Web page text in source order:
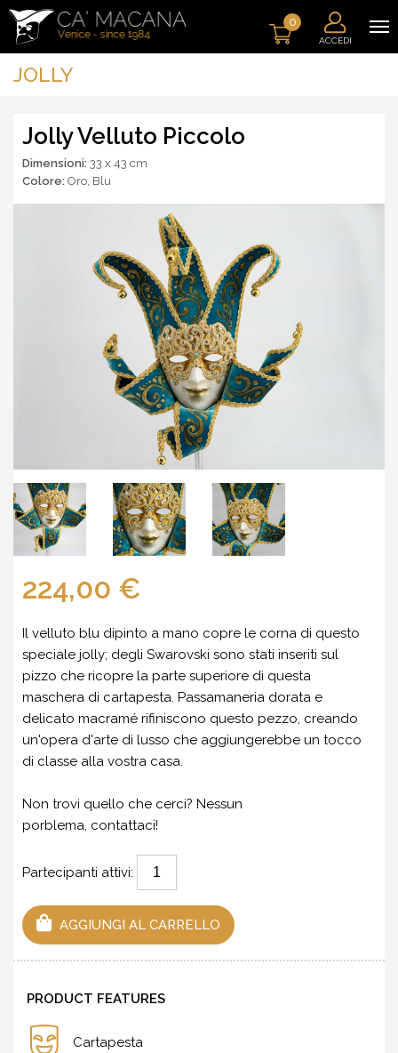
0
ACCEDI
JOLLY
Jolly Velluto Piccolo
Dimensioni: 33 x 43 cm
Colore: Oro, Blu
224,00 €
Il velluto blu dipinto a mano copre le corna di questo
speciale jolly; degli Swarovski sono stati inseriti sul
pizzo che ricopre la parte superiore di questa
maschera di cartapesta. Passamaneria dorata e
delicato macramé rifiniscono questo pezzo, creando
un'opera d'arte di lusso che aggiungerebbe un tocco
di classe alla vostra casa.
Non trovi quello che cerci? Nessun
porblema, contattaci!
Partecipanti attivi:
AGGIUNGI AL CARRELLO
PRODUCT FEATURES
Cartapesta